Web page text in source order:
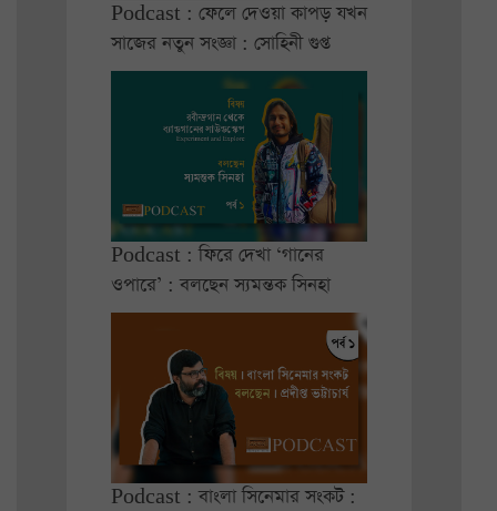
Podcast : ফেলে দেওয়া কাপড় যখন
সাজের নতুন সংজ্ঞা : সোহিনী গুপ্ত
Podcast : ফিরে দেখা ‘গানের
ওপারে’ : বলছেন স্যমন্তক সিনহা
Podcast : বাংলা সিনেমার সংকট :